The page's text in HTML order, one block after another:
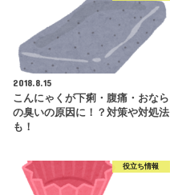
2018.8.15
こんにゃくが下痢・腹痛・おなら
の臭いの原因に！？対策や対処法
も！
役立ち情報